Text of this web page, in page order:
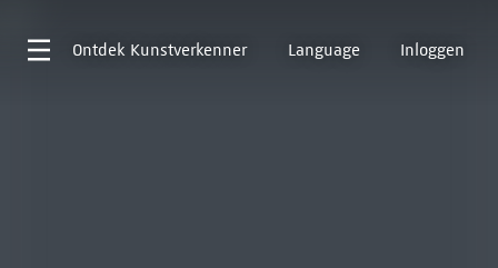
Ontdek Kunstverkenner Language Inloggen